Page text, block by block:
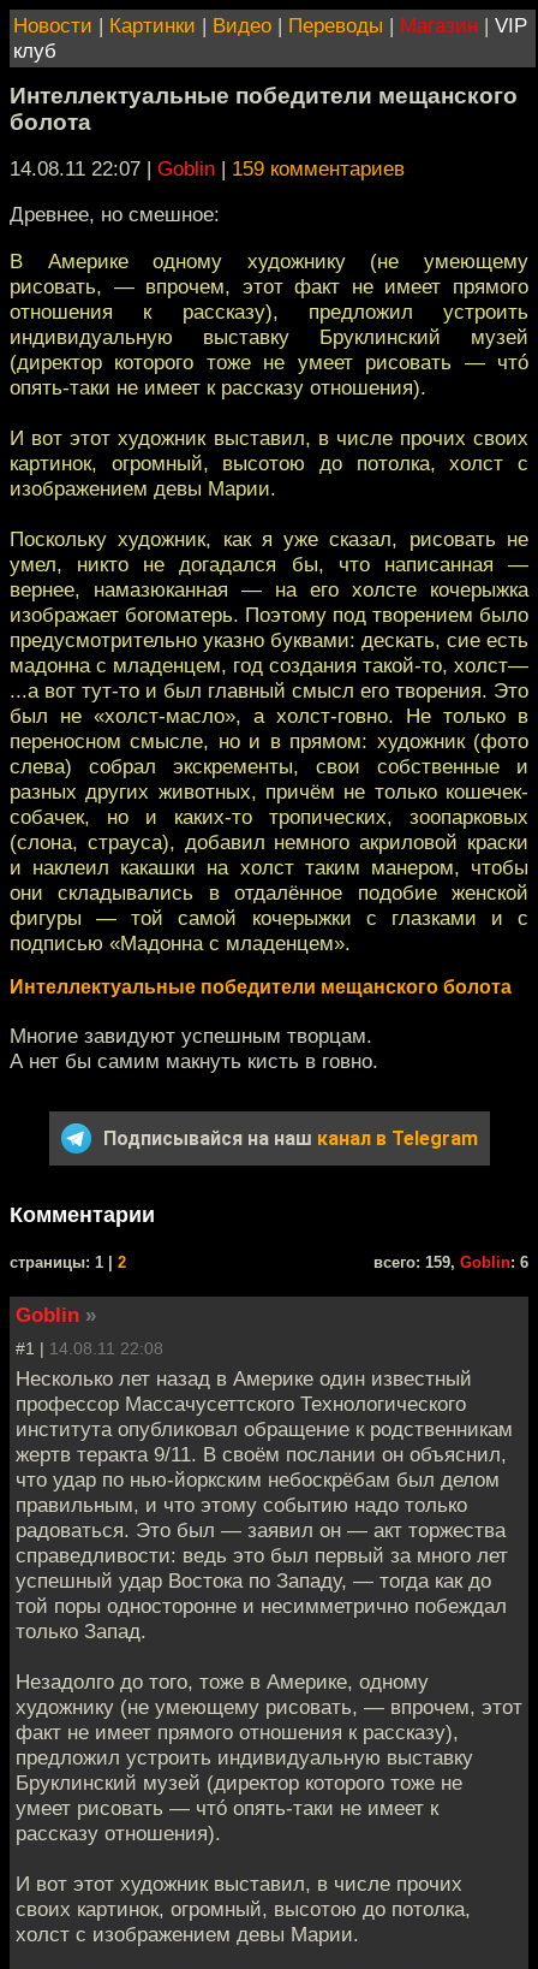
Новости | Картинки | Видео | Переводы | Магазин | VIP
клуб
Интеллектуальные победители мещанского
болота
14.08.11 22:07 | Goblin | 159 комментариев
Древнее, но смешное:
В Америке одному художнику (не умеющему
рисовать, — впрочем, этот факт не имеет прямого
отношения к рассказу), предложил устроить
индивидуальную выставку Бруклинский музей
(директор которого тоже не умеет рисовать — чтó
опять-таки не имеет к рассказу отношения).
И вот этот художник выставил, в числе прочих своих
картинок, огромный, высотою до потолка, холст с
изображением девы Марии.
Поскольку художник, как я уже сказал, рисовать не
умел, никто не догадался бы, что написанная —
вернее, намазюканная — на его холсте кочерыжка
изображает богоматерь. Поэтому под творением было
предусмотрительно указно буквами: дескать, сие есть
мадонна с младенцем, год создания такой-то, холст—
...а вот тут-то и был главный смысл его творения. Это
был не «холст-масло», а холст-говно. Не только в
переносном смысле, но и в прямом: художник (фото
слева) собрал экскременты, свои собственные и
разных других животных, причём не только кошечек-
собачек, но и каких-то тропических, зоопарковых
(слона, страуса), добавил немного акриловой краски
и наклеил какашки на холст таким манером, чтобы
они складывались в отдалённое подобие женской
фигуры — той самой кочерыжки с глазками и с
подписью «Мадонна с младенцем».
Интеллектуальные победители мещанского болота
Многие завидуют успешным творцам.
А нет бы самим макнуть кисть в говно.
Подписывайся на наш канал в Telegram
Комментарии
cтраницы: 1 | 2 всего: 159, Goblin: 6
Goblin »
#1 | 14.08.11 22:08
Несколько лет назад в Америке один известный
профессор Массачусеттского Технологического
института опубликовал обращение к родственникам
жертв теракта 9/11. В своём послании он объяснил,
что удар по нью-йоркским небоскрёбам был делом
правильным, и что этому событию надо только
радоваться. Это был — заявил он — акт торжества
справедливости: ведь это был первый за много лет
успешный удар Востока по Западу, — тогда как до
той поры односторонне и несимметрично побеждал
только Запад.
Незадолго до того, тоже в Америке, одному
художнику (не умеющему рисовать, — впрочем, этот
факт не имеет прямого отношения к рассказу),
предложил устроить индивидуальную выставку
Бруклинский музей (директор которого тоже не
умеет рисовать — чтó опять-таки не имеет к
рассказу отношения).
И вот этот художник выставил, в числе прочих
своих картинок, огромный, высотою до потолка,
холст с изображением девы Марии.